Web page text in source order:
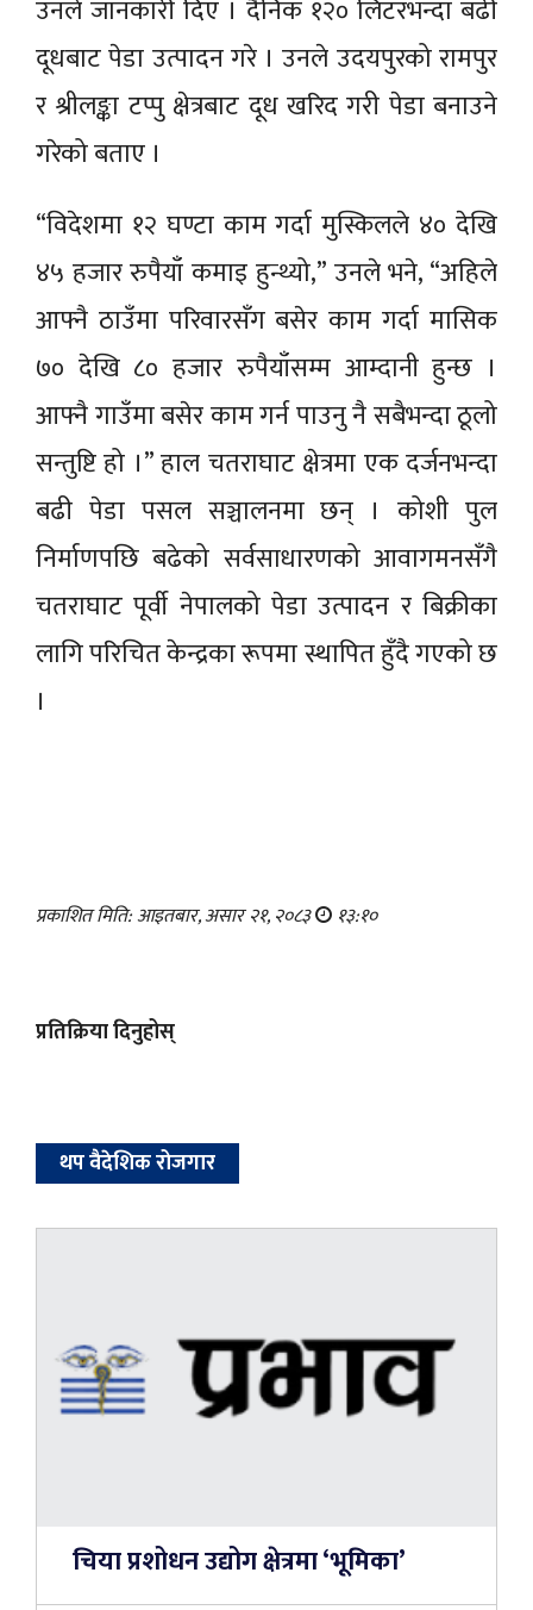
उनले जानकारी दिए । दैनिक १२० लिटरभन्दा बढी
दूधबाट पेडा उत्पादन गरे । उनले उदयपुरको रामपुर
र श्रीलङ्का टप्पु क्षेत्रबाट दूध खरिद गरी पेडा बनाउने
गरेको बताए ।
“विदेशमा १२ घण्टा काम गर्दा मुस्किलले ४० देखि
४५ हजार रुपैयाँ कमाइ हुन्थ्यो,” उनले भने, “अहिले
आफ्नै ठाउँमा परिवारसँग बसेर काम गर्दा मासिक
७० देखि ८० हजार रुपैयाँसम्म आम्दानी हुन्छ ।
आफ्नै गाउँमा बसेर काम गर्न पाउनु नै सबैभन्दा ठूलो
सन्तुष्टि हो ।” हाल चतराघाट क्षेत्रमा एक दर्जनभन्दा
बढी पेडा पसल सञ्चालनमा छन् । कोशी पुल
निर्माणपछि बढेको सर्वसाधारणको आवागमनसँगै
चतराघाट पूर्वी नेपालको पेडा उत्पादन र बिक्रीका
लागि परिचित केन्द्रका रूपमा स्थापित हुँदै गएको छ
।
प्रकाशित मिति: आइतबार, असार २१, २०८३ १३:१०
प्रतिक्रिया दिनुहोस्
थप वैदेशिक रोजगार
चिया प्रशोधन उद्योग क्षेत्रमा ‘भूमिका’